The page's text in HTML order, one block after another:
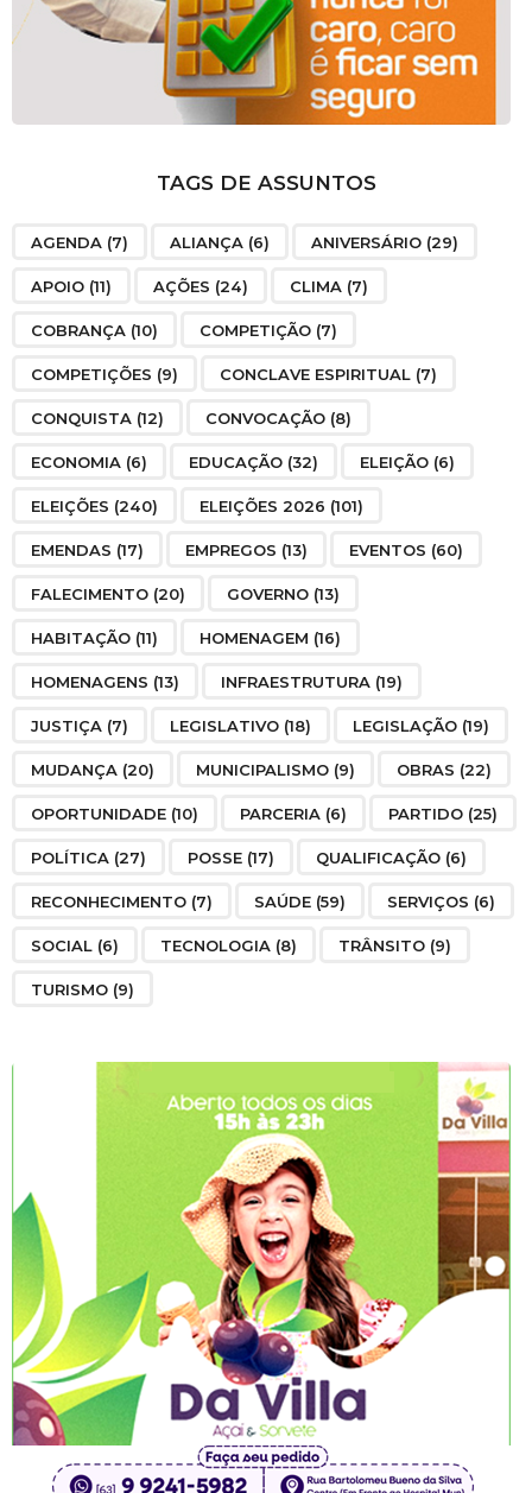
TAGS DE ASSUNTOS
AGENDA (7) ALIANÇA (6) ANIVERSÁRIO (29)
APOIO (11) AÇÕES (24) CLIMA (7)
COBRANÇA (10) COMPETIÇÃO (7)
COMPETIÇÕES (9) CONCLAVE ESPIRITUAL (7)
CONQUISTA (12) CONVOCAÇÃO (8)
ECONOMIA (6) EDUCAÇÃO (32) ELEIÇÃO (6)
ELEIÇÕES (240) ELEIÇÕES 2026 (101)
EMENDAS (17) EMPREGOS (13) EVENTOS (60)
FALECIMENTO (20) GOVERNO (13)
HABITAÇÃO (11) HOMENAGEM (16)
HOMENAGENS (13) INFRAESTRUTURA (19)
JUSTIÇA (7) LEGISLATIVO (18) LEGISLAÇÃO (19)
MUDANÇA (20) MUNICIPALISMO (9) OBRAS (22)
OPORTUNIDADE (10) PARCERIA (6) PARTIDO (25)
POLÍTICA (27) POSSE (17) QUALIFICAÇÃO (6)
RECONHECIMENTO (7) SAÚDE (59) SERVIÇOS (6)
SOCIAL (6) TECNOLOGIA (8) TRÂNSITO (9)
TURISMO (9)